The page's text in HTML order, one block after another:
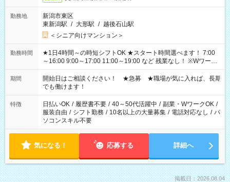
勤務地
新潟市東区
東新潟駅 / 大形駅 / 越後石山駅
＜シニア向けマンション＞
勤務時間
★1日4時間～の時短シフトOK ★スタート時間選べます！ 7:00
～16:00 9:00～17:00 11:00～19:00 など 残業なし！ ※Wワーク
の場合、他のお仕事と合わせ週40時間超の就業はご案内できま
せん ※法令に基づき、週20時間以上勤務は社会保険への加入対
象となります ※労働者派遣法（日雇い派遣の原則禁止）によ
り、短時間・短期間の就業はご案内が難しい場合があります
期間
開始日はご相談ください！ ★急募 ★職場が気に入れば、長期
でも働けます！
特徴 日払いOK / 履歴書不要 / 40～50代活躍中 / 副業・WワークOK /
服装自由 / シフト勤務 / 10名以上の大量募集 / 電話対応なし / パ
ソコンスキル不要
気になる！ 応募する 詳細へ
掲載日：2026.08.04